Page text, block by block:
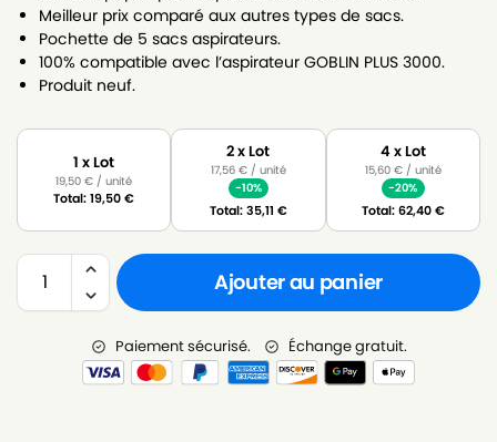
Meilleur prix comparé aux autres types de sacs.
Pochette de 5 sacs aspirateurs.
100% compatible avec l’aspirateur GOBLIN PLUS 3000.
Produit neuf.
1 x Lot
19,50€ / unité
Total:19,50€
2 x Lot
17,56 €/ unité
-10%
Total:35,11 €
4 x Lot
15,60 €/ unité
-20%
Total:62,40€
Ajouter au panier
Paiement sécurisé. Échange gratuit.